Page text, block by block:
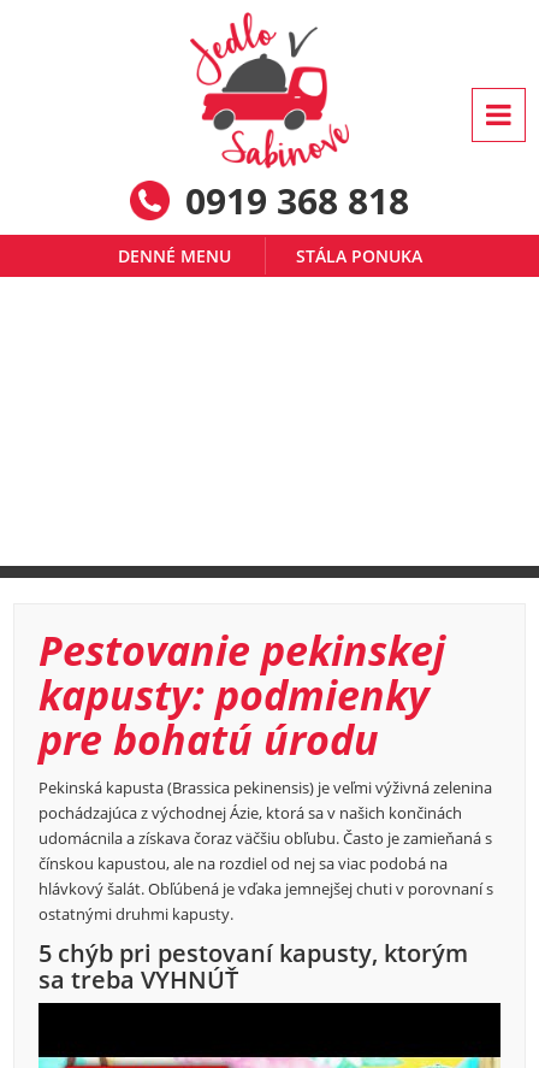
0919 368 818
DENNÉ MENU STÁLA PONUKA
Pestovanie pekinskej
kapusty: podmienky
pre bohatú úrodu
Pekinská kapusta (Brassica pekinensis) je veľmi výživná zelenina
pochádzajúca z východnej Ázie, ktorá sa v našich končinách
udomácnila a získava čoraz väčšiu obľubu. Často je zamieňaná s
čínskou kapustou, ale na rozdiel od nej sa viac podobá na
hlávkový šalát. Obľúbená je vďaka jemnejšej chuti v porovnaní s
ostatnými druhmi kapusty.
5 chýb pri pestovaní kapusty, ktorým
sa treba VYHNÚŤ